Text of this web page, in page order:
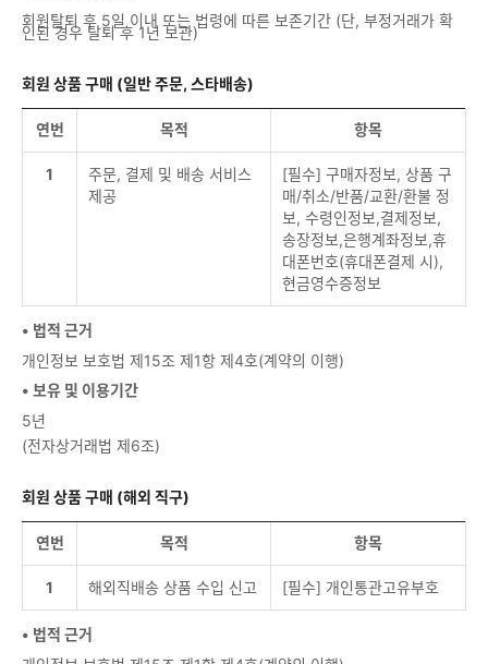
회원탈퇴 후 5일 이내 또는 법령에 따른 보존기간 (단, 부정거래가 확
인된 경우 탈퇴 후 1년 보관)
회원 상품 구매 (일반 주문, 스타배송)
연번 목적 항목
1
주문, 결제 및 배송 서비스
제공
[필수] 구매자정보, 상품 구
매/취소/반품/교환/환불 정
보, 수령인정보,결제정보,
송장정보,은행계좌정보,휴
대폰번호(휴대폰결제 시),
현금영수증정보
• 법적 근거
개인정보 보호법 제15조 제1항 제4호(계약의 이행)
• 보유 및 이용기간
5년
(전자상거래법 제6조)
회원 상품 구매 (해외 직구)
연번 목적 항목
1 해외직배송 상품 수입 신고 [필수] 개인통관고유부호
• 법적 근거